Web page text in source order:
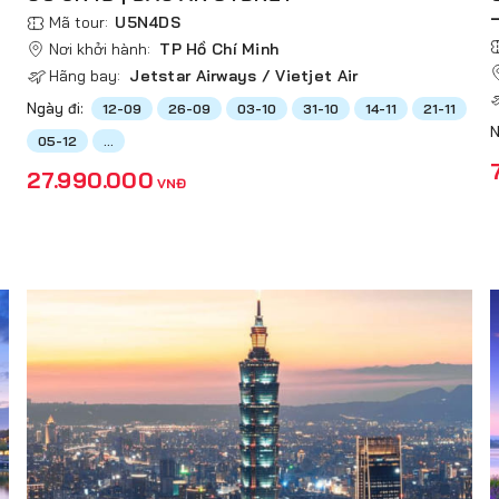
Mã tour: U5N4DS
Nơi khởi hành: TP Hồ Chí Minh
Hãng bay: Jetstar Airways / Vietjet Air
Ngày đi: 12-09 26-09 03-10 31-10 14-11
21-11
05-12
...
27.990.000 VNĐ